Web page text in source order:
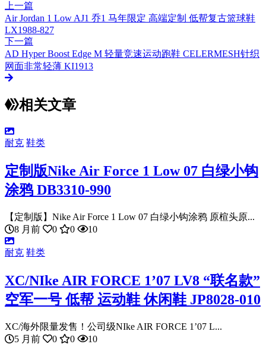
上一篇
Air Jordan 1 Low AJ1 乔1 马年限定 高端定制 低帮复古篮球鞋
LX1988-827
下一篇
AD Hyper Boost Edge M 轻量竞速运动跑鞋 CELERMESH针织
网面非常轻薄 KI1913
相关文章
耐克 鞋类
定制版Nike Air Force 1 Low 07 白绿小钩
涂鸦 DB3310-990
【定制版】Nike Air Force 1 Low 07 白绿小钩涂鸦 原楦头原...
8 月前
0 0 10
耐克 鞋类
XC/NIke AIR FORCE 1’07 LV8 “联名款”
空军一号 低帮 运动鞋 休闲鞋 JP8028-010
XC/海外限量发售！公司级NIke AIR FORCE 1’07 L...
5 月前
0 0 10